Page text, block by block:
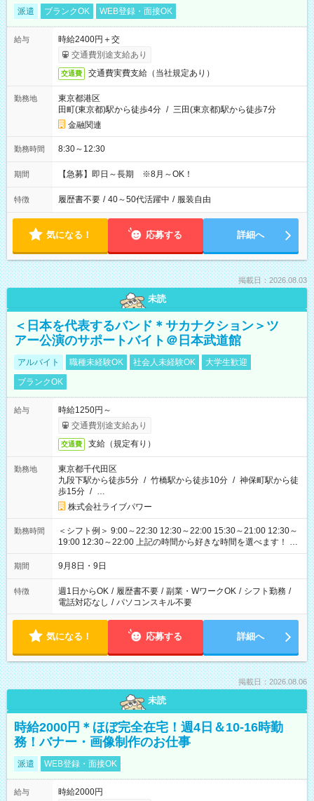
派遣 ブランクOK WEB登録・面接OK
給与
時給2400円＋交
交通費別途支給あり
交通費 交通費実費支給（当社規定あり）
勤務地
東京都港区
田町(東京都)駅から徒歩4分 / 三田(東京都)駅から徒歩7分
金融関連
勤務時間 8:30～12:30
期間 【急募】即日～長期 ※8月～OK！
特徴 履歴書不要 / 40～50代活躍中 / 服装自由
気になる！ 応募する 詳細へ
掲載日：2026.08.03
未読
＜日本を代表するバンド＊サカナクション＞ツ
アー公演のサポートバイト＠日本武道館
アルバイト 職種未経験OK 社会人未経験OK
大学生歓迎
ブランクOK
給与
時給1250円～
交通費別途支給あり
交通費 支給（規定有り）
勤務地
東京都千代田区
九段下駅から徒歩5分 / 竹橋駅から徒歩10分 / 神保町駅から徒
歩15分 / …
株式会社ライブパワー
勤務時間
＜シフト例＞ 9:00～22:30 12:30～22:00 15:30～21:00 12:30～
19:00 12:30～22:00 上記の時間から好きな時間を選べます！ ※
時間は変更となる可能性があります
期間 9月8日・9日
特徴 週1日からOK / 履歴書不要 / 副業・WワークOK / シフト勤務 /
電話対応なし / パソコンスキル不要
気になる！ 応募する 詳細へ
掲載日：2026.08.06
未読
時給2000円＊ほぼ完全在宅！週4日＆10-16時勤
務！バナー・画像制作のお仕事
派遣 WEB登録・面接OK
給与 時給2000円